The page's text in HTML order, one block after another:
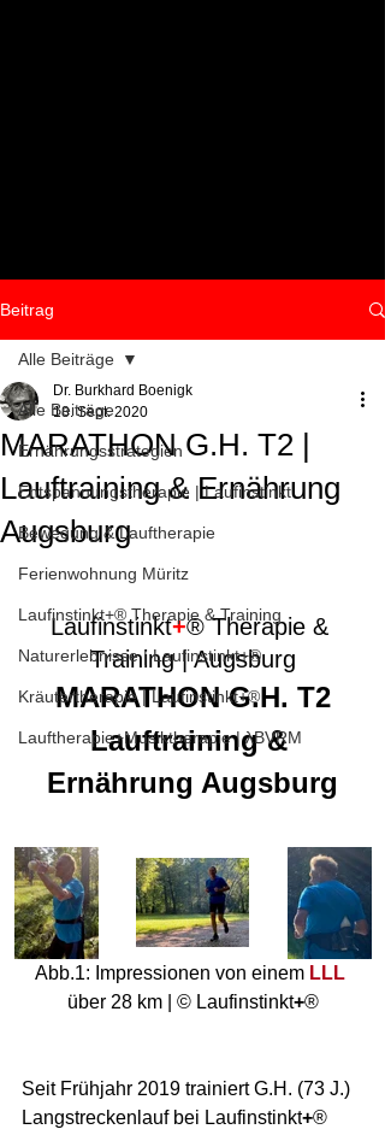
Beitrag
Alle Beiträge
Ernährungsstrategien
Entspannungstherapie | Laufinstinkt
Bewegung & Lauftherapie
Ferienwohnung Müritz
Laufinstinkt+® Therapie & Training
Naturerlebnisse | Laufinstinkt+®
Kräutertherapie | Laufinstinkt+®
Lauftherapie+Musiktherapie | λBVRM
Alle Beiträge
MARATHON G.H. T2 |
Lauftraining & Ernährung
Augsburg
Dr. Burkhard Boenigk
18. Sept. 2020
Laufinstinkt+® Therapie &
Training | Augsburg
MARATHON G.H. T2
Lauftraining &
Ernährung Augsburg
Abb.1: Impressionen von einem LLL
über 28 km | © Laufinstinkt+®
Seit Frühjahr 2019 trainiert G.H. (73 J.)
Langstreckenlauf bei Laufinstinkt+®